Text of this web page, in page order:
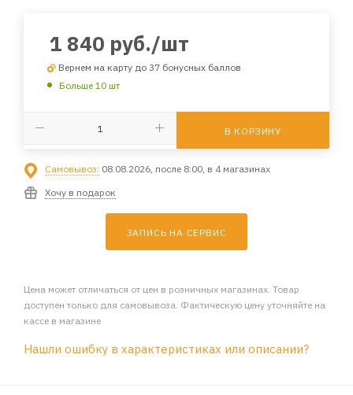
1 840 руб./шт
Вернем на карту до 37 бонусных баллов
Больше 10 шт
В КОРЗИНУ
Самовывоз: 08.08.2026, после 8:00, в 4 магазинах
Хочу в подарок
ЗАПИСЬ НА СЕРВИС
Цена может отличаться от цен в розничных магазинах. Товар
доступен только для самовывоза. Фактическую цену уточняйте на
кассе в магазине
Нашли ошибку в характеристиках или описании?